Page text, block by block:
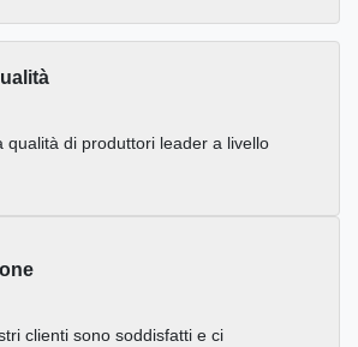
qualità di produttori leader a livello
clienti sono soddisfatti e ci